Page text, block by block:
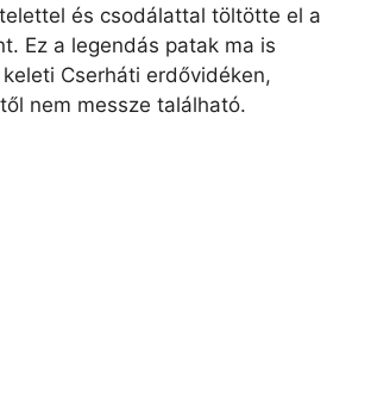
és csodálattal töltötte el a
Ez a legendás patak ma is
Cserháti erdővidéken,
nem messze található.